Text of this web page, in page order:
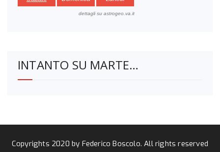
INTANTO SU MARTE…
Copyrights 2020 by Federico Boscolo. All rights reserved